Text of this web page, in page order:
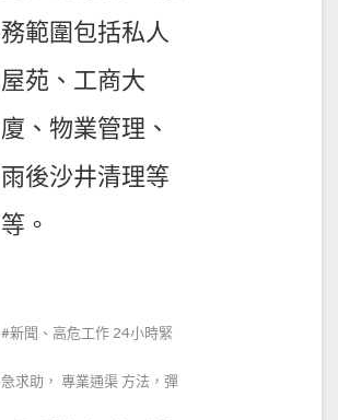
務範圍包括私人
屋苑、工商大
廈、物業管理、
雨後沙井清理等
等。
新聞、高危工作 24小時緊
急求助， 專業通渠 方法，彈